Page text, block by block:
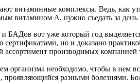
витаминные комплексы. Ведь, как
витамином А, нужно съедать за
вот уже который год
сертификатами, но и доказано
ассортимент производимых компанией
организма необходимо, чтобы в
проявляющийся разными болезнями.